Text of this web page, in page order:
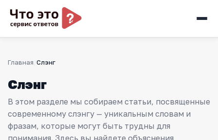
Главная Слэнг
Слэнг
В этом разделе мы собираем статьи, посвященные
современному слэнгу — уникальным словам и
фразам, которые могут быть трудны для
понимания. Здесь вы найдете объяснения